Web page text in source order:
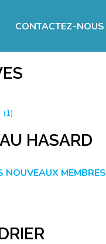
CONTACTEZ-NOUS
(1)
HASARD
NOUVEAUX MEMBRES